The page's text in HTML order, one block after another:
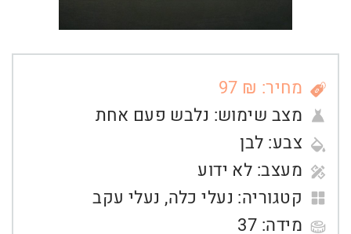
מחיר: ₪ 97
מצב שימוש: נלבש פעם אחת
צבע: לבן
מעצב: לא ידוע
קטגוריה: נעלי כלה, נעלי עקב
מידה: 37